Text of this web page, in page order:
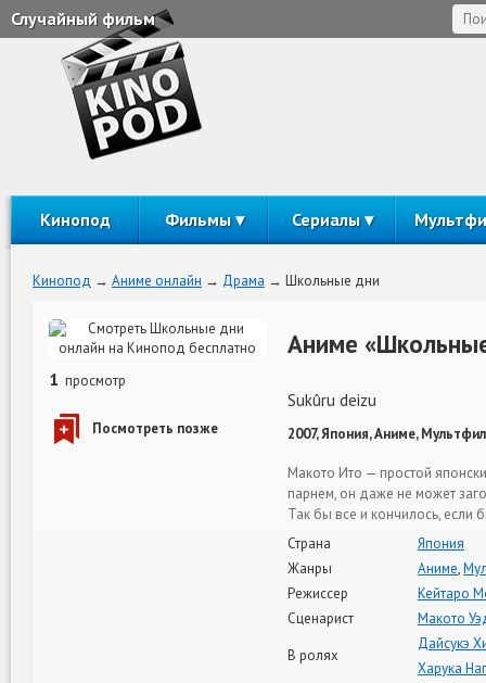
Случайный фильм
Кинопод Фильмы Сериалы
Кинопод Аниме онлайн Драма Школьные дни
1 просмотр
Аниме
Sukûru deizu
2007, Япония, Аниме,
Макото Ито — простой
парнем, он даже не может
Так бы все и кончилось, если
Страна
Япония
Жанры
Аниме,
Режиссер
Кейтаро
Сценарист
Макото
В ролях
Дайсукэ
Харука